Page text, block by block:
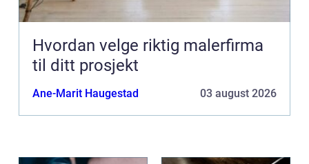
Hvordan velge riktig malerfirma
til ditt prosjekt
Ane-Marit Haugestad 03 august 2026